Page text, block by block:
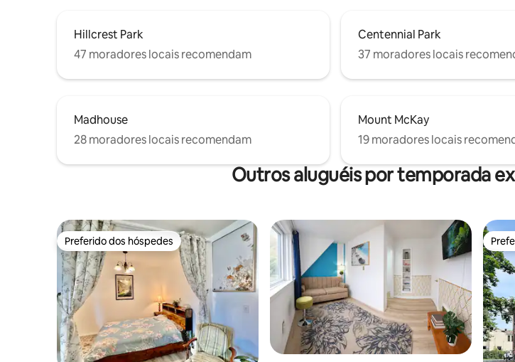
Hillcrest Park
47 moradores locais recomendam
Centennial Park
37 moradores locais
Madhouse
28 moradores locais recomendam
Mount McKay
19 moradores locais
Outros aluguéis por temporada
Preferido dos hóspedes
Preferido dos hóspedes